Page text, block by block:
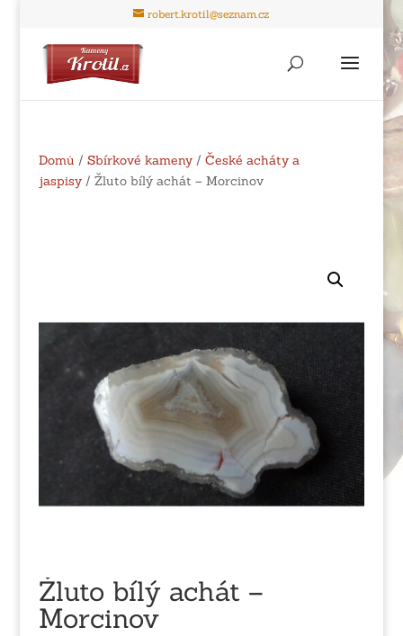
robert.krotil@seznam.cz
Domů / Sbírkové kameny/ České acháty a
jaspisy/ Žluto bílý achát – Morcinov
Žluto bílý achát –
Morcinov